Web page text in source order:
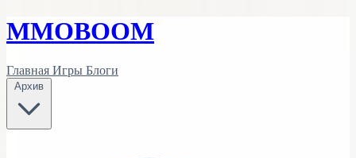
MMOBOOM
Главная Игры Блоги
Архив